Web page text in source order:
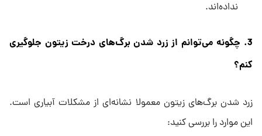
نداده‌اند.
3. چگونه می‌توانم از زرد شدن برگ‌های درخت زیتون جلوگیری
کنم؟
زرد شدن برگ‌های زیتون معمولا نشانه‌ای از مشکلات آبیاری است.
این موارد را بررسی کنید: